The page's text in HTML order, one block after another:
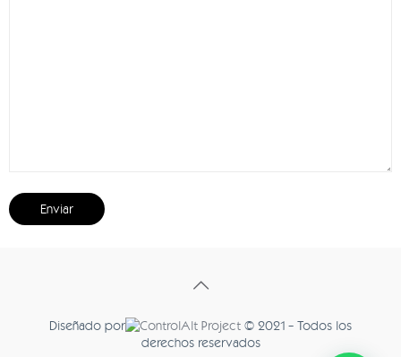
Diseñado por
© 2021 - Todos los
derechos reservados